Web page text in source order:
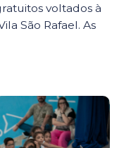
voltados à
São Rafael. As